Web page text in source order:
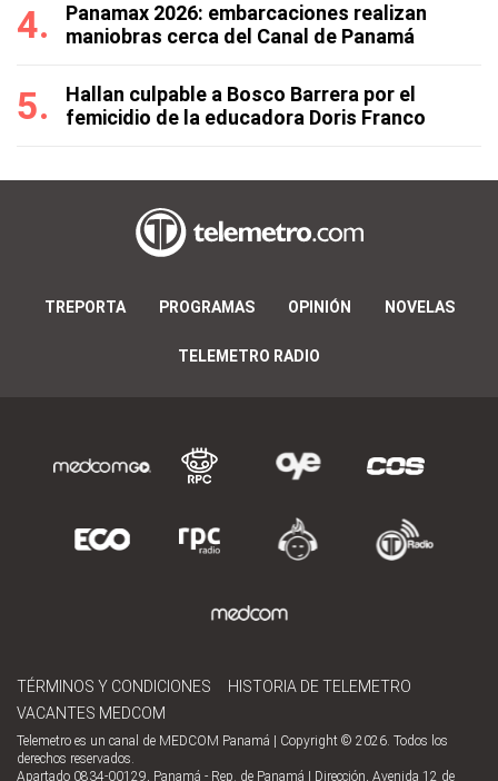
Panamax 2026: embarcaciones realizan
maniobras cerca del Canal de Panamá
Hallan culpable a Bosco Barrera por el
femicidio de la educadora Doris Franco
TREPORTA PROGRAMAS OPINIÓN NOVELAS
TELEMETRO RADIO
TÉRMINOS Y CONDICIONES
HISTORIA DE TELEMETRO
VACANTES MEDCOM
Telemetro es un canal de MEDCOM Panamá | Copyright © 2026. Todos los
derechos reservados.
Apartado 0834-00129, Panamá - Rep. de Panamá | Dirección, Avenida 12 de